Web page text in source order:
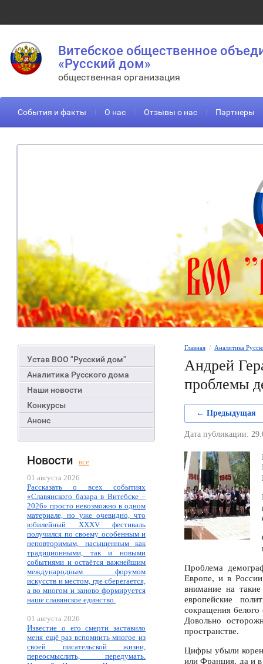
Витебское общественное
«Русский дом»
общественная организация
События и факты О нас Отзывы о нас Партнеры
Устав ВОО "Русский дом"
Аналитика Русского дома
Наши новости
Конкурсы
Анонс
Новости
все
01 августа 2026
Рассказать о всех событиях
«Славянского базара в Витебске –
2026» просто невозможно в одном
материале, но уже очевидно, что
юбилейный XXXV фестиваль
получился по своему особенным и
неповторимым, насыщенным как
традиционными, так и новыми
событиями и остаётся важнейшим
международным форумом
искусств и местом, где сберегается,
а во многом и заново формируется
наше славянское единство.
01 августа 2026
Известие о его смерти заставило
меня ещё раз вспомнить многое из
своей писательской жизни,
переосмыслить, передумать.
Главная
  /
Аналитика
Андрей
проблемы
← Предыдущая
Дата публикации:
Проблема
Европе, и в
внимание на
европейские
сокращения
Довольно
пространстве.
Цифры убыли
или Франция, да и в